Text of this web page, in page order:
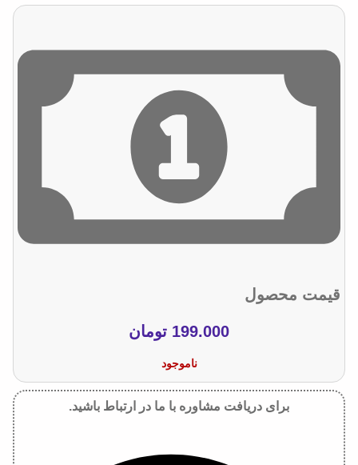
قیمت محصول
199.000 تومان
ناموجود
برای دریافت مشاوره با ما در ارتباط باشید.